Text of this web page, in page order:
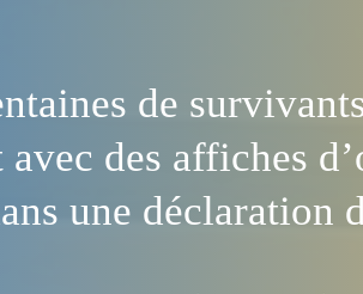
de
avec des affiches
une déclaration